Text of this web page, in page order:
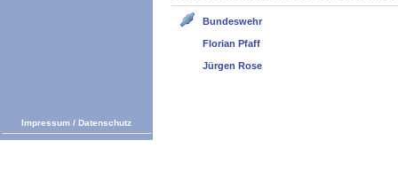
Bundeswehr
Florian Pfaff
Jürgen Rose
Impressum / Datenschutz